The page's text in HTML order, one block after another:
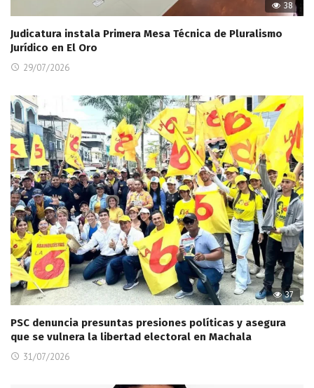
38
Judicatura instala Primera Mesa Técnica de Pluralismo
Jurídico en El Oro
29/07/2026
37
PSC denuncia presuntas presiones políticas y asegura
que se vulnera la libertad electoral en Machala
31/07/2026